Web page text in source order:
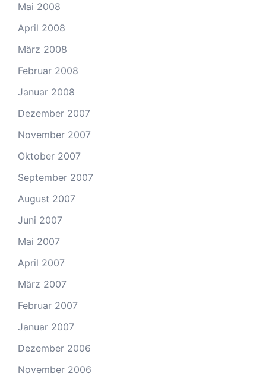
Mai 2008
April 2008
März 2008
Februar 2008
Januar 2008
Dezember 2007
November 2007
Oktober 2007
September 2007
August 2007
Juni 2007
Mai 2007
April 2007
März 2007
Februar 2007
Januar 2007
Dezember 2006
November 2006